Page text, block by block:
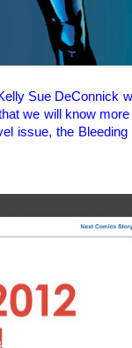
Sue DeConnick
we will know more
issue, the